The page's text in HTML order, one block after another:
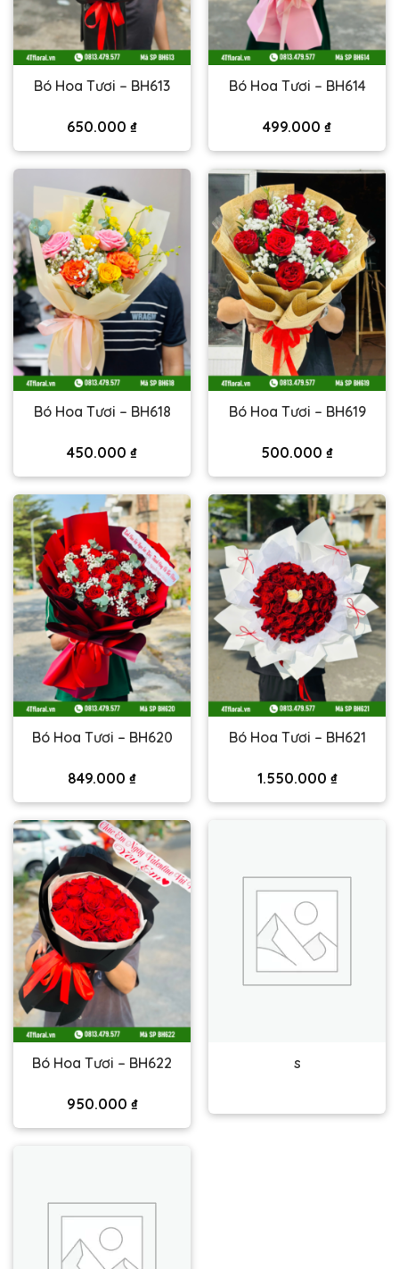
Bó Hoa Tươi – BH613
650.000 ₫
Bó Hoa Tươi – BH614
499.000 ₫
Bó Hoa Tươi – BH618
450.000 ₫
Bó Hoa Tươi – BH619
500.000 ₫
Bó Hoa Tươi – BH620
849.000 ₫
Bó Hoa Tươi – BH621
1.550.000 ₫
Bó Hoa Tươi – BH622
950.000 ₫
s